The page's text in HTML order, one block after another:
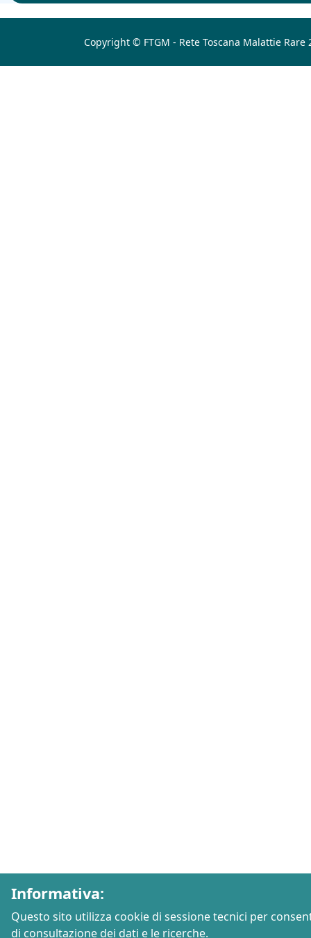
Copyright © FTGM - Rete Toscana Malattie Rare
Informativa:
Questo sito utilizza cookie di sessione tecnici per
di consultazione dei dati e le ricerche.